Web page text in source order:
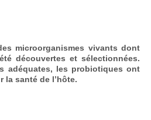
microorganismes vivants dont
découvertes et sélectionnées.
adéquates, les probiotiques ont
la santé de l’hôte.